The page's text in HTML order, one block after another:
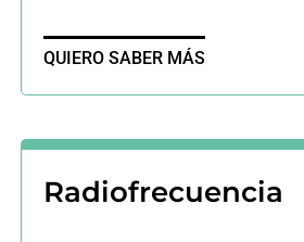
QUIERO SABER MÁS
Radiofrecuencia